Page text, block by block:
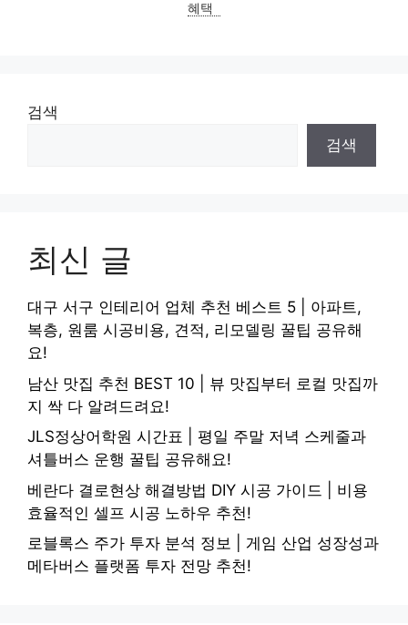
혜택
검색
검색
최신 글
대구 서구 인테리어 업체 추천 베스트 5 | 아파트,
복층, 원룸 시공비용, 견적, 리모델링 꿀팁 공유해
요!
남산 맛집 추천 BEST 10 | 뷰 맛집부터 로컬 맛집까
지 싹 다 알려드려요!
JLS정상어학원 시간표 | 평일 주말 저녁 스케줄과
셔틀버스 운행 꿀팁 공유해요!
베란다 결로현상 해결방법 DIY 시공 가이드 | 비용
효율적인 셀프 시공 노하우 추천!
로블록스 주가 투자 분석 정보 | 게임 산업 성장성과
메타버스 플랫폼 투자 전망 추천!